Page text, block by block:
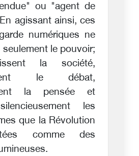
ou "agent de
agissant ainsi, ces
numériques ne
le pouvoir;
la société,
le débat,
la pensée et
les
que la Révolution
comme des